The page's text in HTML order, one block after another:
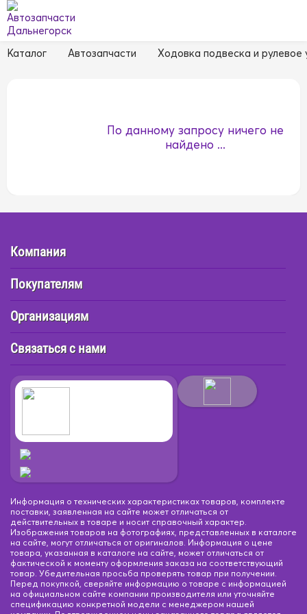
Каталог Автозапчасти Ходовка подвеска и рулевое
По данному запросу ничего не
найдено ...
Компания
Покупателям
Организациям
Связаться с нами
Информация о технических характеристиках товаров, комплекте
поставки, заявленная на сайте может отличаться от
действительных в товаре и носит справочный характер.
Изображения товаров на фотографиях, представленных в каталоге
на сайте, могут отличаться от оригиналов. Информация о цене
товара, указанная в каталоге на сайте, может отличаться от
фактической к моменту оформления заказа на соответствующий
товар. Убедительная просьба проверять товар при получении.
Перед покупкой, сверяйте информацию о товаре с информацией
на официальном сайте компании производителя или уточняйте
спецификацию конкретной модели с менеджером нашей